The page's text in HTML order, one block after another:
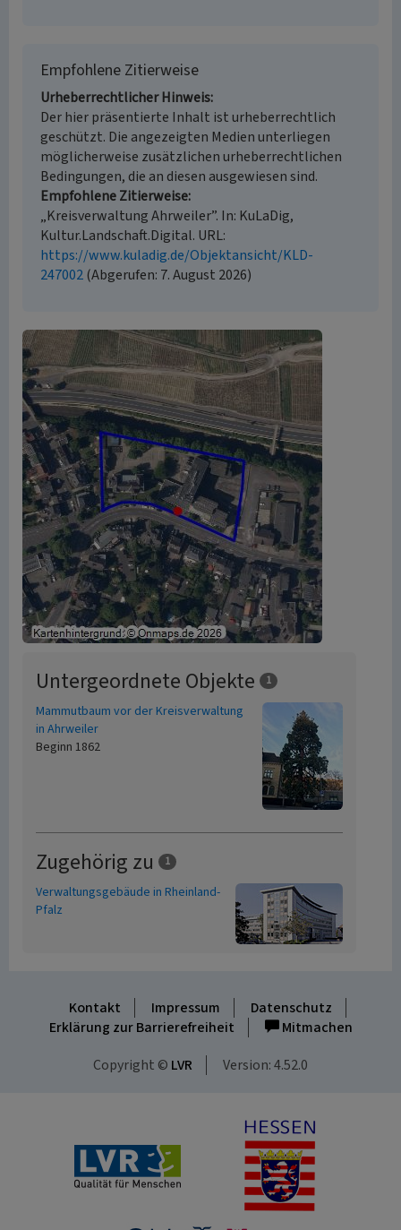
Empfohlene Zitierweise
Urheberrechtlicher Hinweis
Der hier präsentierte Inhalt ist urheberrechtlich
geschützt. Die angezeigten Medien unterliegen
möglicherweise zusätzlichen urheberrechtlichen
Bedingungen, die an diesen ausgewiesen sind.
Empfohlene Zitierweise
„Kreisverwaltung Ahrweiler”. In: KuLaDig,
Kultur.Landschaft.Digital. URL:
https://www.kuladig.de/Objektansicht/KLD-
247002(Abgerufen: 7. August 2026)
Untergeordnete Objekte 1
Mammutbaum vor der Kreisverwaltung
in Ahrweiler
Beginn 1862
Zugehörig zu 1
Verwaltungsgebäude in Rheinland-
Pfalz
Kontakt Impressum
Datenschutz
Erklärung zur Barrierefreiheit
Mitmachen
Copyright © LVR Version: 4.52.0